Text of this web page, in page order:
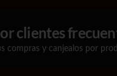
clientes
compras y canjealos por